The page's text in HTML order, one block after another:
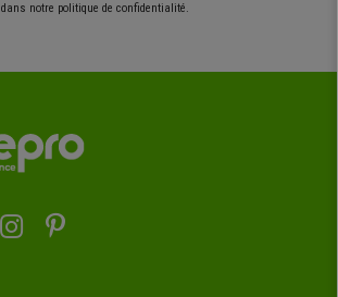
dans notre politique de confidentialité.